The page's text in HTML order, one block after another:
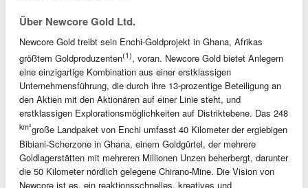
Über Newcore Gold Ltd.
Newcore Gold treibt sein Enchi-Goldprojekt in Ghana, Afrikas
größtem Goldproduzenten(1), voran. Newcore Gold bietet Anlegern
eine einzigartige Kombination aus einer erstklassigen
Unternehmensführung, die durch ihre 13-prozentige Beteiligung an
den Aktien mit den Aktionären auf einer Linie steht, und
erstklassigen Explorationsmöglichkeiten auf Distriktebene. Das 248
km²große Landpaket von Enchi umfasst 40 Kilometer der ergiebigen
Bibiani-Scherzone in Ghana, einem Goldgürtel, der mehrere
Goldlagerstätten mit mehreren Millionen Unzen beherbergt, darunter
die 50 Kilometer nördlich gelegene Chirano-Mine. Die Vision von
Newcore ist es, ein reaktionsschnelles, kreatives und